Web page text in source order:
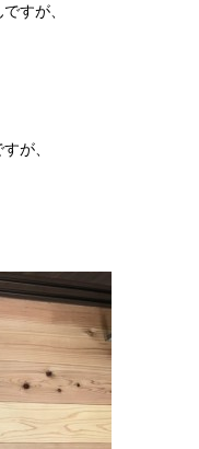
すが、
が、